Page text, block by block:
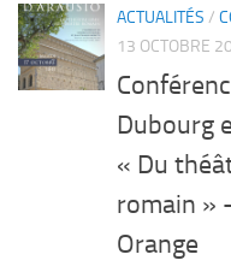
ACTUALITÉS /
13 OCTOBRE
Dubourg
« Du
romain »
Orange